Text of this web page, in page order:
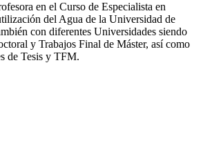
en el Curso de Especialista en
del Agua de la Universidad de
con diferentes Universidades siendo
y Trabajos Final de Máster, así como
de Tesis y TFM.